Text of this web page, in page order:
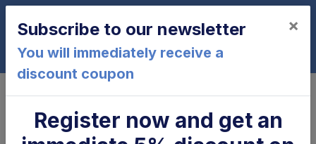
0
Pump 3.15 cc 5/5.8 liters CBK +
Hydraulic Kit B
Subscribe to our newsletter
You will immediately receive a
discount coupon
×
Register now and get an